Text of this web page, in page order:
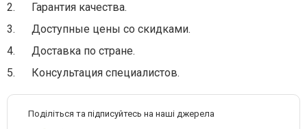
2.
Гарантия качества.
3.
Доступные цены со скидками.
4.
Доставка по стране.
5.
Консультация специалистов.
Поділіться та підписуйтесь на наші джерела